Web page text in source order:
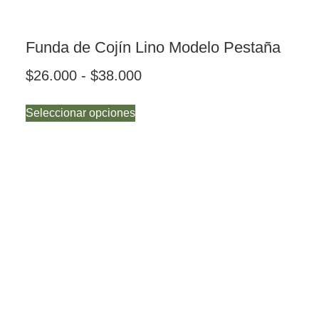
Funda de Cojín Lino Modelo Pestaña
$26.000 - $38.000
Seleccionar opciones